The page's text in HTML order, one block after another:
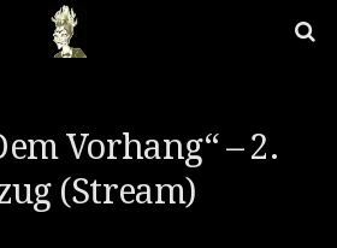
Vorhang“ – 2.
(Stream)